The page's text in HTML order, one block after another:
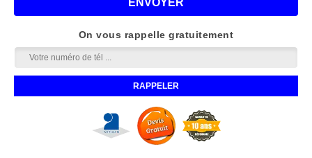
On vous rappelle gratuitement